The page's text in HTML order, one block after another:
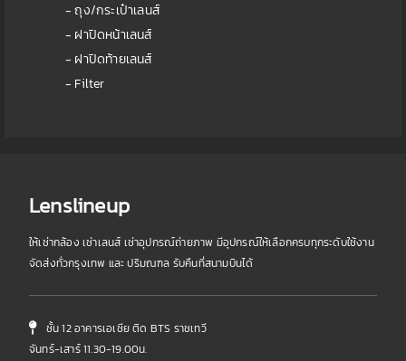
- ถุง/กระเป๋าเลนส์
- ฝาปิดหน้าเลนส์
- ฝาปิดท้ายเลนส์
- Filter
Lenslineup
ให้เช่ากล้อง เช่าเลนส์ เช่าอุปกรณ์ถ่ายภาพ มีอุปกรณ์ให้เลือกครบทุกระดับใช้งาน
จัดส่งทั่วกรุงเทพ และ ปริมณฑล รับคืนที่สนามบินได้
ชั้น 12 อาคารเอเชีย ติด BTS ราชเทวี
จันทร์-เสาร์ 11.30-19.00น.